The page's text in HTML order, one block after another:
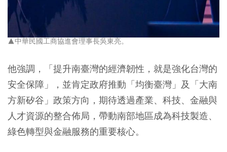
▲中華民國工商協進會理事長吳東亮。
他強調，「提升南臺灣的經濟韌性，就是強化台灣的
安全保障」，並肯定政府推動「均衡臺灣」及「大南
方新矽谷」政策方向，期待透過產業、科技、金融與
人才資源的整合佈局，帶動南部地區成為科技製造、
綠色轉型與金融服務的重要核心。